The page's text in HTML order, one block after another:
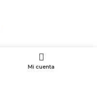
Mi cuenta